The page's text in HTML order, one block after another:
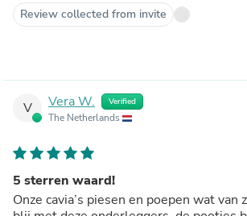
Review collected from invite
V Vera W. Verified
The Netherlands
5 sterren waard!
Onze cavia’s piesen en poepen wat van